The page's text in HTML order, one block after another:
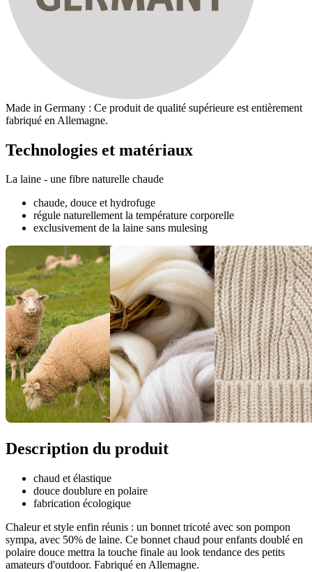
Made in Germany : Ce produit de qualité supérieure est entièrement
fabriqué en Allemagne.
Technologies et matériaux
La laine - une fibre naturelle chaude
chaude, douce et hydrofuge
régule naturellement la température corporelle
exclusivement de la laine sans mulesing
Description du produit
chaud et élastique
douce doublure en polaire
fabrication écologique
Chaleur et style enfin réunis : un bonnet tricoté avec son pompon
sympa, avec 50% de laine. Ce bonnet chaud pour enfants doublé en
polaire douce mettra la touche finale au look tendance des petits
amateurs d'outdoor. Fabriqué en Allemagne.